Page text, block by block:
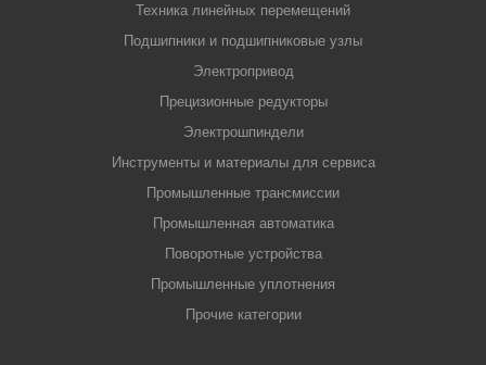
Техника линейных перемещений
Подшипники и подшипниковые узлы
Электропривод
Прецизионные редукторы
Электрошпиндели
Инструменты и материалы для сервиса
Промышленные трансмиссии
Промышленная автоматика
Поворотные устройства
Промышленные уплотнения
Прочие категории